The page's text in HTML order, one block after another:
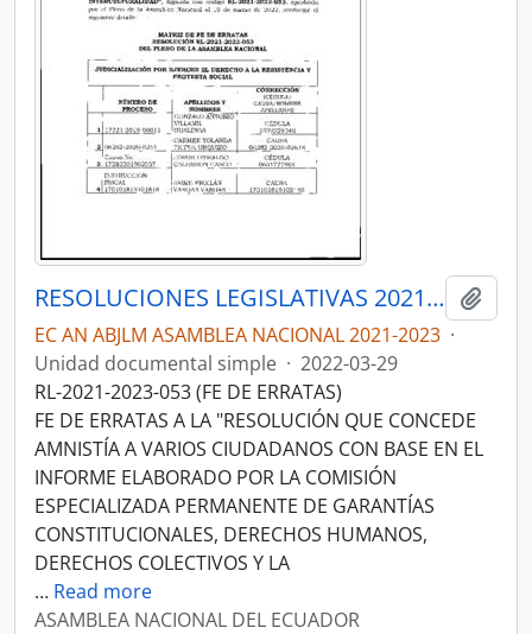
RESOLUCIONES LEGISLATIVAS 2021-2023
EC AN ABJLM ASAMBLEA NACIONAL 2021-2023 ·
Unidad documental simple · 2022-03-29
RL-2021-2023-053 (FE DE ERRATAS)
FE DE ERRATAS A LA "RESOLUCIÓN QUE CONCEDE
AMNISTÍA A VARIOS CIUDADANOS CON BASE EN EL
INFORME ELABORADO POR LA COMISIÓN
ESPECIALIZADA PERMANENTE DE GARANTÍAS
CONSTITUCIONALES, DERECHOS HUMANOS,
DERECHOS COLECTIVOS Y LA
… Read more
ASAMBLEA NACIONAL DEL ECUADOR